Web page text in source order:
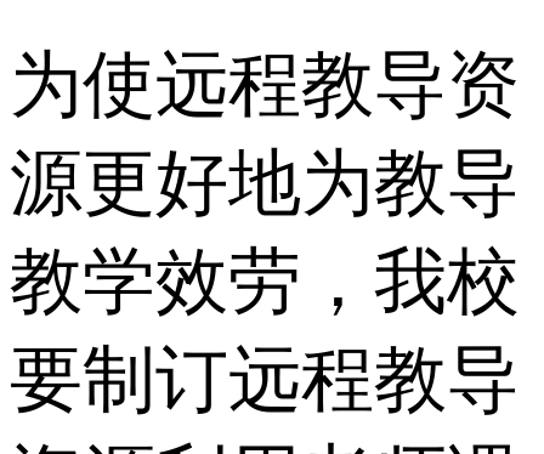
为使远程教导资
源更好地为教导
教学效劳，我校
要制订远程教导